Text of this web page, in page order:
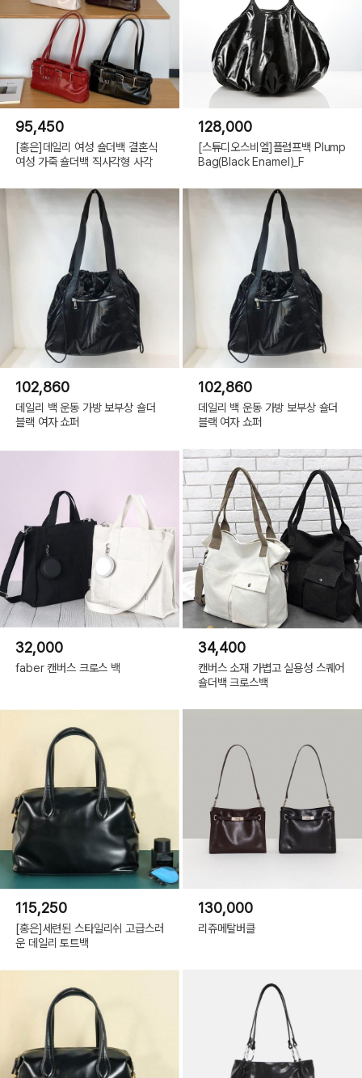
95,450
[홍은]데일리 여성 숄더백 결혼식
여성 가죽 숄더백 직사각형 사각
128,000
[스튜디오스비엘]플럼프백 Plump
Bag(Black Enamel)_F
102,860
데일리 백 운동 가방 보부상 숄더
블랙 여자 쇼퍼
102,860
데일리 백 운동 가방 보부상 숄더
블랙 여자 쇼퍼
32,000
faber 캔버스 크로스 백
34,400
캔버스 소재 가볍고 실용성 스퀘어
숄더백 크로스백
115,250
[홍은]세련된 스타일리쉬 고급스러
운 데일리 토트백
130,000
리쥬메탈버클